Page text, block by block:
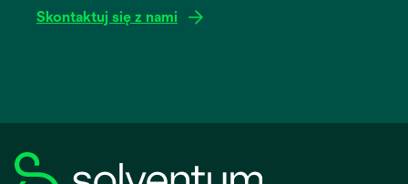
Skontaktuj się z nami